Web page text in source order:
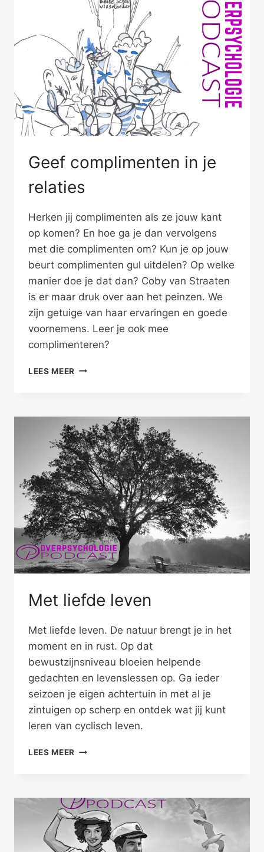
VERHAAL
Geef complimenten in je
relaties
Herken jij complimenten als ze jouw kant
op komen? En hoe ga je dan vervolgens
met die complimenten om? Kun je op jouw
beurt complimenten gul uitdelen? Op welke
manier doe je dat dan? Coby van Straaten
is er maar druk over aan het peinzen. We
zijn getuige van haar ervaringen en goede
voornemens. Leer je ook mee
complimenteren?
LEES MEER GEEF
RELATIES
Met liefde leven
Met liefde leven. De natuur brengt je in het
moment en in rust. Op dat
bewustzijnsniveau bloeien helpende
gedachten en levenslessen op. Ga ieder
seizoen je eigen achtertuin in met al je
zintuigen op scherp en ontdek wat jij kunt
leren van cyclisch leven.
LEES MEER MET